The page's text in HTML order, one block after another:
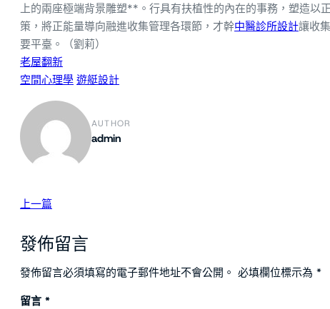
上的兩座極端背景雕塑**。行具有扶植性的內在的事務，塑造以
策，將正能量導向融進收集管理各環節，才幹中醫診所設計讓收
要平臺。（劉莉）
老屋翻新
空間心理學 遊艇設計
AUTHOR
admin
上一篇
發佈留言
發佈留言必須填寫的電子郵件地址不會公開。 必填欄位標示為 *
留言 *